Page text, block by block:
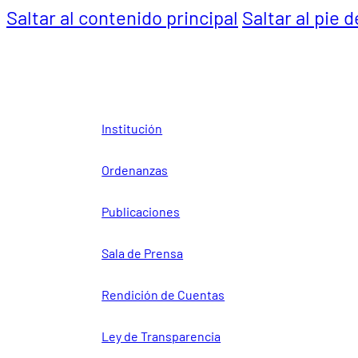
Saltar al contenido principal Saltar al pie
Institución
Ordenanzas
Publicaciones
Sala de Prensa
Rendición de Cuentas
Ley de Transparencia